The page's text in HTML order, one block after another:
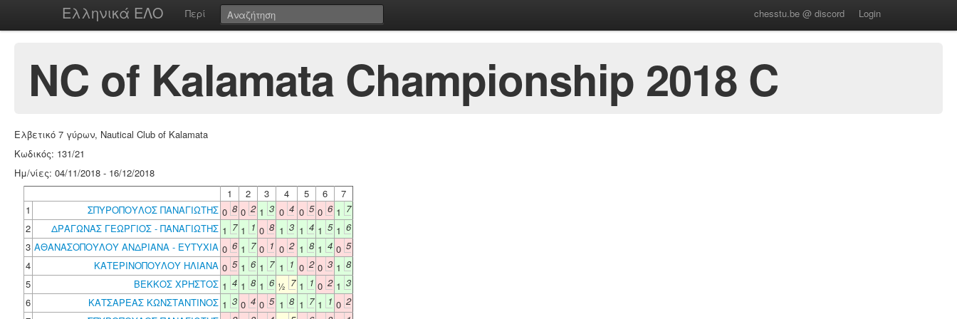
Ελληνικά ΕΛΟ Περί chesstu.be @ discord Login
NC of Kalamata Championship 2018 C
Ελβετικό 7 γύρων, Nautical Club of Kalamata
Κωδικός: 131/21
Ημ/νίες: 04/11/2018 - 16/12/2018
1
2 3 4 5 6
7
1
ΣΠΥΡΟΠΟΥΛΟΣ ΠΑΝΑΓΙΩΤΗΣ 0 8 0 2 1 3 0 4 0 5 0 6 1 7
2
ΔΡΑΓΩΝΑΣ ΓΕΩΡΓΙΟΣ - ΠΑΝΑΓΙΩΤΗΣ 1 7 1 1 0 8 1 3 1 4 1 5 1 6
3 ΑΘΑΝΑΣΟΠΟΥΛΟΥ ΑΝΔΡΙΑΝΑ - ΕΥΤΥΧΙΑ 0 6 1 7 0 1 0 2 1 8 1 4 0 5
4
ΚΑΤΕΡΙΝΟΠΟΥΛΟΥ ΗΛΙΑΝΑ 0 5 1 6 1 7 1 1 0 2 0 3 1 8
5
ΒΕΚΚΟΣ ΧΡΗΣΤΟΣ 1 4 1 8 1 6 ½ 7 1 1 0 2 1 3
6
ΚΑΤΣΑΡΕΑΣ ΚΩΝΣΤΑΝΤΙΝΟΣ 1 3 0 4 0 5 1 8 1 7 1 1 0 2